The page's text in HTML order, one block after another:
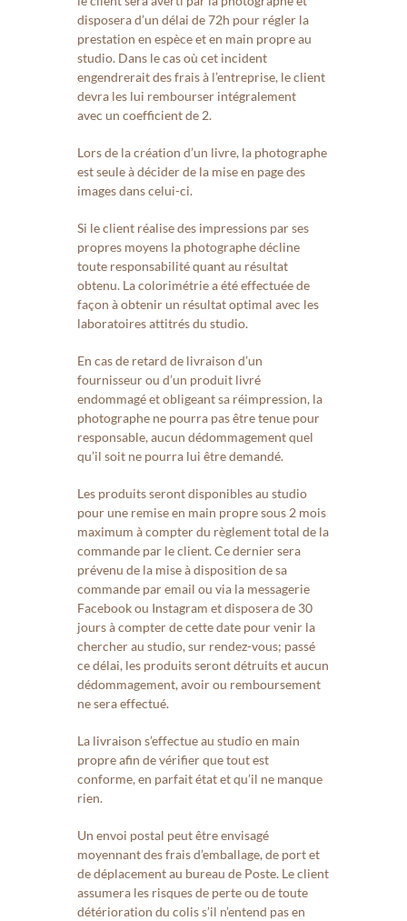
disposera d’un délai de 72h pour régler la
prestation en espèce et en main propre au
studio. Dans le cas où cet incident
engendrerait des frais à l’entreprise, le client
devra les lui rembourser intégralement
avecun coefficient de 2.
Lors de la création d’un livre, la photographe
est seule à décider de la mise en page des
images dans celui-ci.
Si le client réalise des impressions par ses
propres moyens la photographe décline
toute responsabilité quant au résultat
obtenu. La colorimétrie a été effectuée de
façon à obtenirun résultat optimal avec les
laboratoires attitrés du studio.
En cas de retard de livraison d’un
fournisseur ou d’un produit livré
endommagé et obligeant sa réimpression, la
photographe ne pourra pas être tenue pour
responsable, aucun dédommagement quel
qu’il soit ne pourra lui être demandé.
Les produits seront disponibles au studio
pour une remise en main propre sous 2 mois
maximum à compter du règlement total de la
commande par le client. Ce dernier sera
prévenu de la mise à disposition de sa
commande par email ou via la messagerie
Facebook ou Instagram et disposera de 30
jours à compter de cette date pour venir la
chercher au studio, sur rendez-vous; passé
ce délai, les produits seront détruits et aucun
dédommagement, avoir ou remboursement
ne sera effectué.
La livraison s’effectue au studio en main
propre afin de vérifier que tout est
conforme, en parfait état et qu’il ne manque
rien.
Un envoi postal peut être envisagé
moyennant des frais d’emballage, de port et
de déplacement au bureau de Poste. Le client
assumera les risques de perte ou de toute
détérioration du colis s’il n’entend pas en